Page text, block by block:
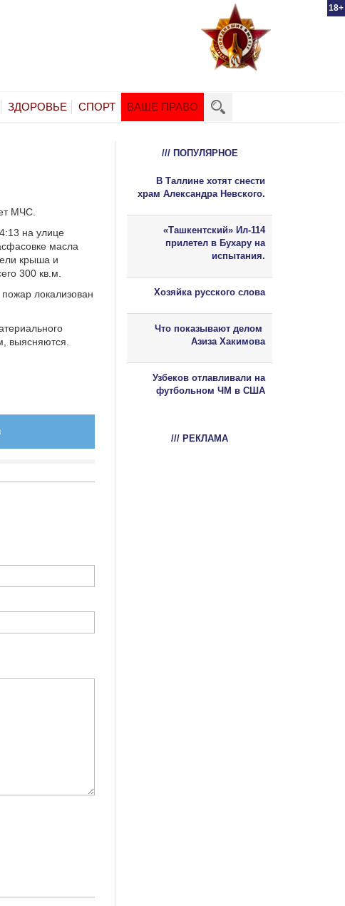
18+
ЗДОРОВЬЕ СПОРТ ВАШЕ ПРАВО
МЧС.
на улице
масла
крыша и
300 кв.м.
локализован
выясняются.
/// ПОПУЛЯРНОЕ
В Таллине хотят снести
храм Александра Невского.
«Ташкентский» Ил-114
прилетел в Бухару на
испытания.
Хозяйка русского слова
Что показывают делом
Азиза Хакимова
Узбеков отлавливали на
футбольном ЧМ в США
/// РЕКЛАМА